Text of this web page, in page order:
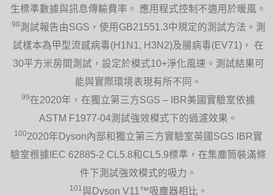
生標準數據與訊息傳輸費率。 應用程式控制不適用於暖風。
98測試報告由SGS，使用GB21551.3中規定的測試方法。測
試樣本為甲型流感病毒(H1N1, H3N2)及腸病毒(EV71)， 在
30平方米房間測試，設定於模式10+淨化風速。測試結果可
能與實際環境表現有所不同。
99在2020年，在獨立第三方SGS – IBR美國實驗室依據
ASTM F1977-04測試強效模式下的過濾效果。
1002020年Dyson內部和獨立第三方實驗室英國SGS IBR實
驗室根據IEC 62885-2 CL5.8和CL5.9標準，在集塵筒裝滿條
件下測試強效模式的吸力。
101 與Dyson V11™吸塵器相比。